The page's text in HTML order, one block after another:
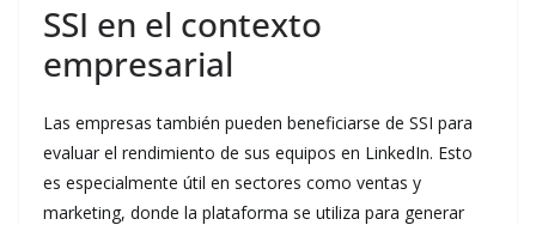
SSI en el contexto
empresarial
Las empresas también pueden beneficiarse de SSI para
evaluar el rendimiento de sus equipos en LinkedIn. Esto
es especialmente útil en sectores como ventas y
marketing, donde la plataforma se utiliza para generar